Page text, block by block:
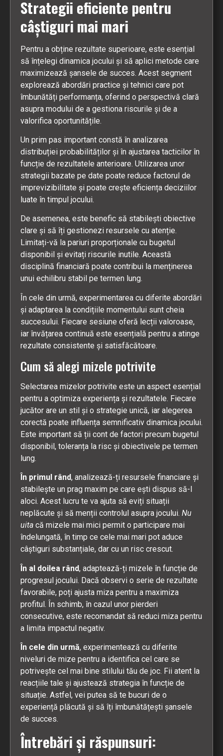
Strategii eficiente pentru
câștiguri mai mari
Pentru a obține rezultate superioare, este esențial
să înțelegi dinamica jocului și să aplici metode care
maximizează șansele de succes. Acest segment
explorează abordări practice și tehnici care pot
îmbunătăți performanța, oferind o perspectivă clară
asupra modului de a gestiona riscurile și de a
valorifica oportunitățile.
Un prim pas important constă în analizarea
distribuției probabilităților și în ajustarea tacticilor în
funcție de rezultatele anterioare. Utilizarea unor
strategii bazate pe date poate reduce factorul de
imprevizibilitate și poate crește eficiența deciziilor
luate în timpul jocului.
De asemenea, este benefic să stabilești obiective
clare și să îți gestionezi resursele cu atenție.
Limitați-vă la pariuri proporționale cu bugetul
disponibil și evitați riscurile inutile. Această
disciplină financiară poate contribui la menținerea
unui echilibru stabil pe termen lung.
În cele din urmă, experimentarea cu diferite abordări
și adaptarea la condițiile momentului sunt cheia
succesului. Fiecare sesiune oferă lecții valoroase,
iar învățarea continuă este esențială pentru a atinge
rezultate consistente și satisfăcătoare.
Cum să alegi mizele potrivite
Selectarea mizelor potrivite este un aspect esențial
pentru a optimiza experiența și rezultatele. Fiecare
jucător are un stil și o strategie unică, iar alegerea
corectă poate influența semnificativ dinamica jocului.
Este important să ții cont de factori precum bugetul
disponibil, toleranța la risc și obiectivele pe termen
lung.
În primul rând, analizează-ți resursele financiare și
stabilește un prag maxim pe care ești dispus să-l
aloci. Acest lucru te va ajuta să eviți situații
neplăcute și să menții controlul asupra jocului. Nu
uita că mizele mai mici permit o participare mai
îndelungată, în timp ce cele mai mari pot aduce
câștiguri substanțiale, dar cu un risc crescut.
În al doilea rând, adaptează-ți mizele în funcție de
progresul jocului. Dacă observi o serie de rezultate
favorabile, poți ajusta miza pentru a maximiza
profitul. În schimb, în cazul unor pierderi
consecutive, este recomandat să reduci miza pentru
a limita impactul negativ.
În cele din urmă, experimentează cu diferite
niveluri de mize pentru a identifica cel care se
potrivește cel mai bine stilului tău de joc. Fii atent la
reacțiile tale și ajustează strategia în funcție de
situație. Astfel, vei putea să te bucuri de o
experiență plăcută și să îți îmbunătățești șansele
de succes.
Întrebări și răspunsuri: